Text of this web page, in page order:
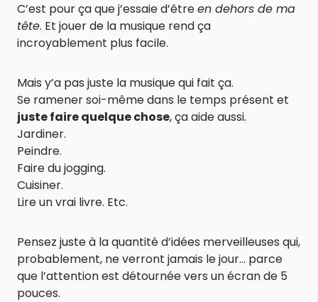
C’est pour ça que j’essaie d’êtreen dehors de ma
tête. Et jouer de la musique rend ça
incroyablement plus facile.
Mais y’a pas juste la musique qui fait ça.
Se ramener soi-même dans le temps présent et
juste faire quelque chose, ça aide aussi.
Jardiner.
Peindre.
Faire du jogging.
Cuisiner.
Lire un vrai livre. Etc.
Pensez juste à la quantité d’idées merveilleuses qui,
probablement, ne verront jamais le jour… parce
que l’attention est détournée vers un écran de 5
pouces.